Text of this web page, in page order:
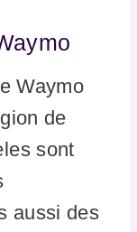
Waymo
de
sont
aussi des